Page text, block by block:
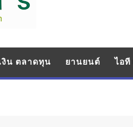
งิน ตลาดทุน ยานยนต์ ไอที